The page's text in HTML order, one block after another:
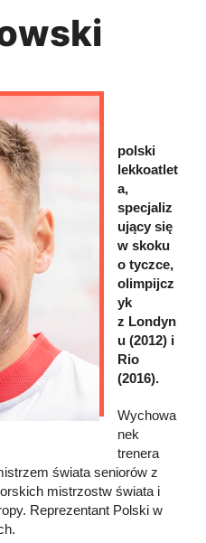
polski
lekkoatlet
a,
specjaliz
ujący się
w skoku
o tyczce,
olimpijcz
yk
z Londyn
u (2012) i
Rio
(2016).
Wychowa
nek
trenera
świata seniorów z
mistrzostw świata i
Reprezentant Polski w